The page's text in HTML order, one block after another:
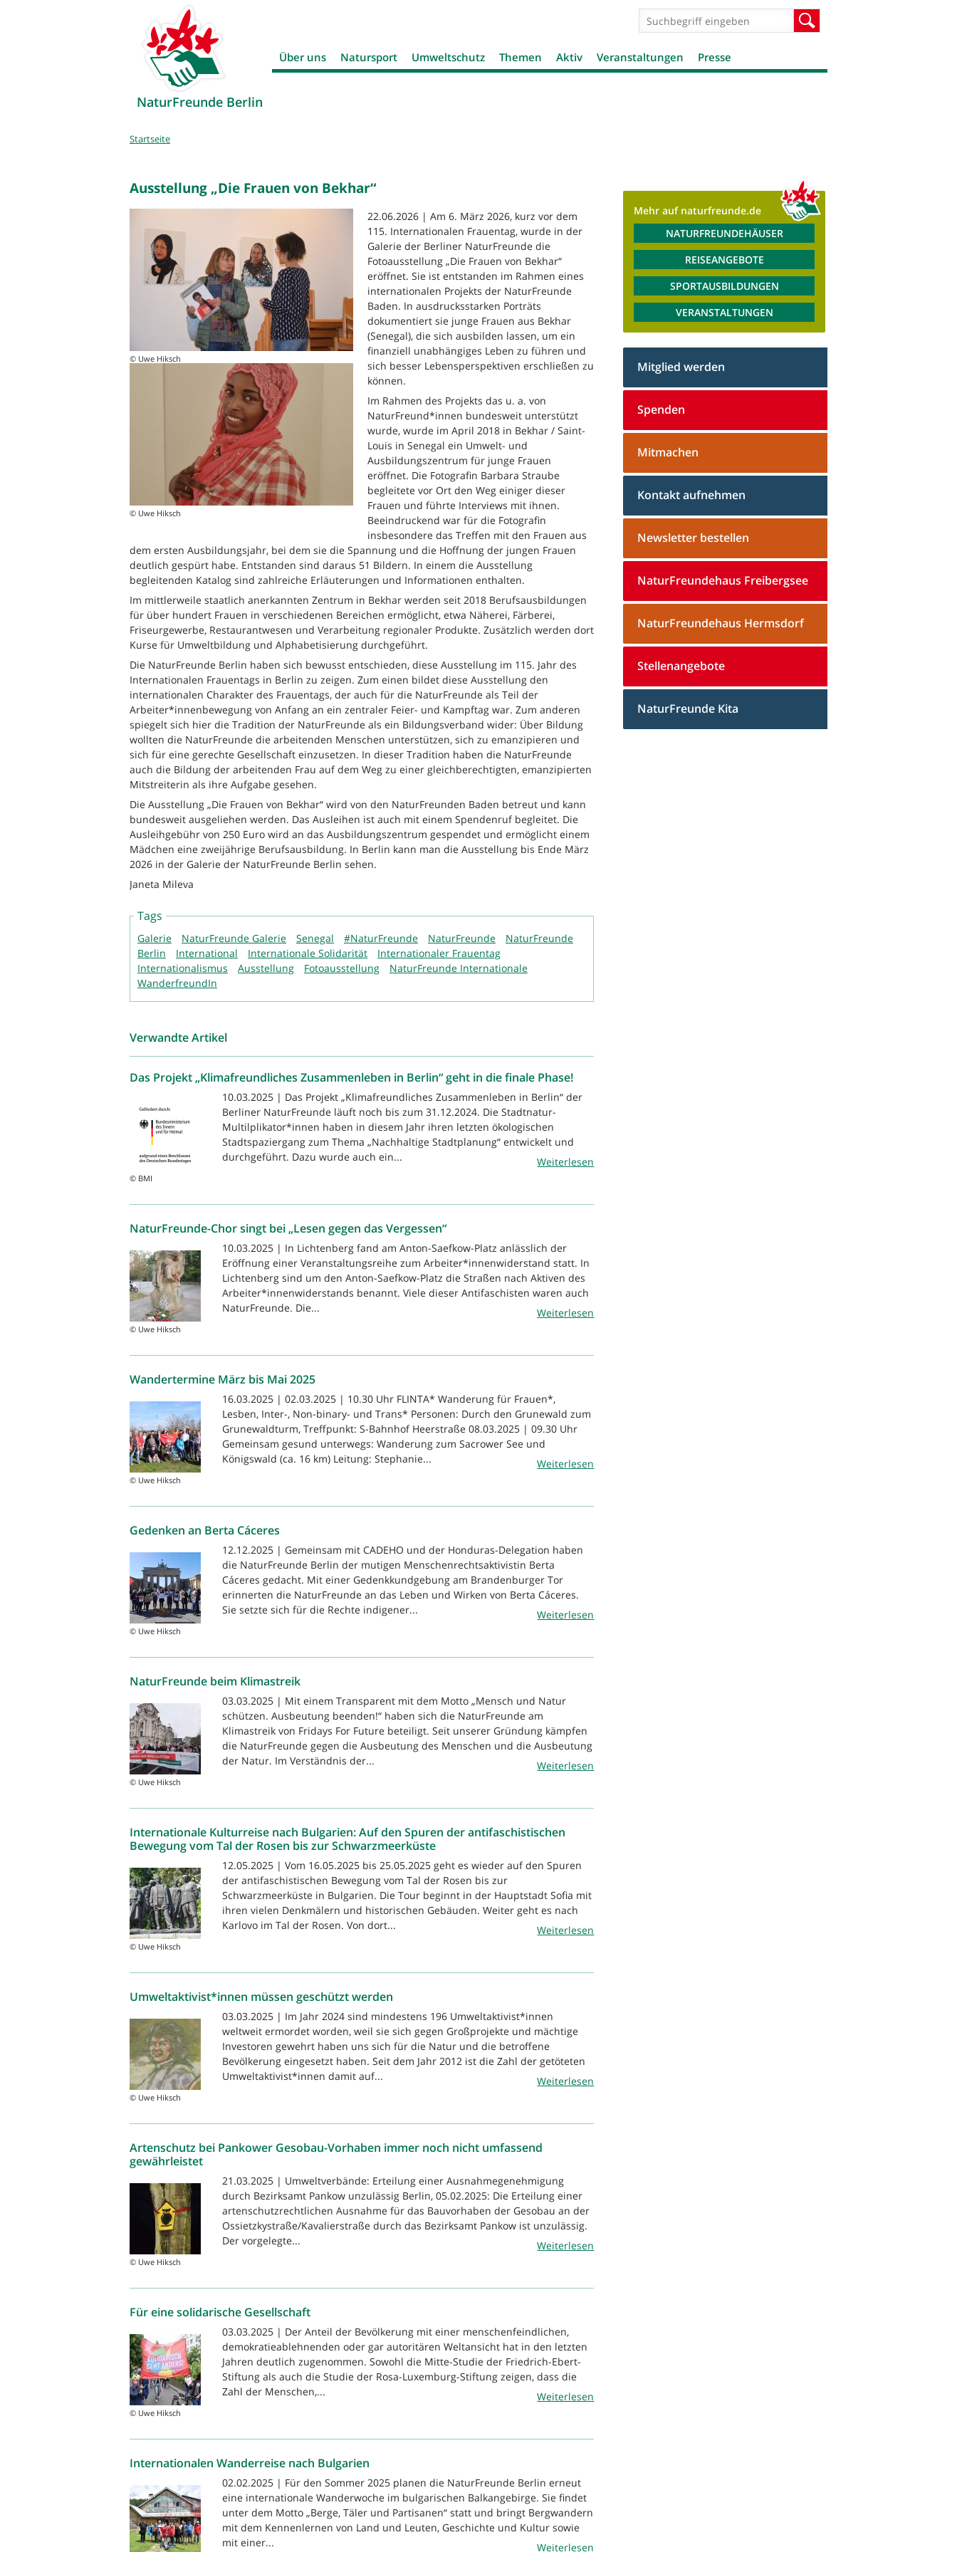
NaturFreunde Berlin
Suchformular
Über uns Natursport Umweltschutz Themen Aktiv Veranstaltungen Presse
Sie
Startseite
Ausstellung „Die Frauen von Bekhar“
© Uwe Hiksch
© Uwe Hiksch
22.06.2026 | Am 6. März 2026, kurz vor dem
115. Internationalen Frauentag, wurde in der
Galerie der Berliner NaturFreunde die
Fotoausstellung „Die Frauen von Bekhar“
eröffnet. Sie ist entstanden im Rahmen eines
internationalen Projekts der NaturFreunde
Baden. In ausdrucksstarken Porträts
dokumentiert sie junge Frauen aus Bekhar
(Senegal), die sich ausbilden lassen, um ein
finanziell unabhängiges Leben zu führen und
sich besser Lebensperspektiven erschließen zu
können.
Im Rahmen des Projekts das u. a. von
NaturFreund*innen bundesweit unterstützt
wurde, wurde im April 2018 in Bekhar / Saint-
Louis in Senegal ein Umwelt- und
Ausbildungszentrum für junge Frauen
eröffnet. Die Fotografin Barbara Straube
begleitete vor Ort den Weg einiger dieser
Frauen und führte Interviews mit ihnen.
Beeindruckend war für die Fotografin
insbesondere das Treffen mit den Frauen aus
dem ersten Ausbildungsjahr, bei dem sie die Spannung und die Hoffnung der jungen Frauen
deutlich gespürt habe. Entstanden sind daraus 51 Bildern. In einem die Ausstellung
begleitenden Katalog sind zahlreiche Erläuterungen und Informationen enthalten.
Im mittlerweile staatlich anerkannten Zentrum in Bekhar werden seit 2018 Berufsausbildungen
für über hundert Frauen in verschiedenen Bereichen ermöglicht, etwa Näherei, Färberei,
Friseurgewerbe, Restaurantwesen und Verarbeitung regionaler Produkte. Zusätzlich werden dort
Kurse für Umweltbildung und Alphabetisierung durchgeführt.
Die NaturFreunde Berlin haben sich bewusst entschieden, diese Ausstellung im 115. Jahr des
Internationalen Frauentags in Berlin zu zeigen. Zum einen bildet diese Ausstellung den
internationalen Charakter des Frauentags, der auch für die NaturFreunde als Teil der
Arbeiter*innenbewegung von Anfang an ein zentraler Feier- und Kampftag war. Zum anderen
spiegelt sich hier die Tradition der NaturFreunde als ein Bildungsverband wider: Über Bildung
wollten die NaturFreunde die arbeitenden Menschen unterstützen, sich zu emanzipieren und
sich für eine gerechte Gesellschaft einzusetzen. In dieser Tradition haben die NaturFreunde
auch die Bildung der arbeitenden Frau auf dem Weg zu einer gleichberechtigten, emanzipierten
Mitstreiterin als ihre Aufgabe gesehen.
Die Ausstellung „Die Frauen von Bekhar“ wird von den NaturFreunden Baden betreut und kann
bundesweit ausgeliehen werden. Das Ausleihen ist auch mit einem Spendenruf begleitet. Die
Ausleihgebühr von 250 Euro wird an das Ausbildungszentrum gespendet und ermöglicht einem
Mädchen eine zweijährige Berufsausbildung. In Berlin kann man die Ausstellung bis Ende März
2026 in der Galerie der NaturFreunde Berlin sehen.
Janeta Mileva
Tags
Galerie NaturFreunde Galerie Senegal #NaturFreunde NaturFreunde
NaturFreunde
Berlin
International Internationale Solidarität
Internationaler Frauentag
Internationalismus
Ausstellung Fotoausstellung
NaturFreunde Internationale
WanderfreundIn
Verwandte Artikel
Das Projekt „Klimafreundliches Zusammenleben in Berlin“ geht in die finale Phase!
© BMI
10.03.2025 | Das Projekt „Klimafreundliches Zusammenleben in Berlin“ der
Berliner NaturFreunde läuft noch bis zum 31.12.2024. Die Stadtnatur-
Multilplikator*innen haben in diesem Jahr ihren letzten ökologischen
Stadtspaziergang zum Thema „Nachhaltige Stadtplanung“ entwickelt und
durchgeführt. Dazu wurde auch ein...
Weiterlesen
NaturFreunde-Chor singt bei „Lesen gegen das Vergessen“
© Uwe Hiksch
10.03.2025 | In Lichtenberg fand am Anton-Saefkow-Platz anlässlich der
Eröffnung einer Veranstaltungsreihe zum Arbeiter*innenwiderstand statt. In
Lichtenberg sind um den Anton-Saefkow-Platz die Straßen nach Aktiven des
Arbeiter*innenwiderstands benannt. Viele dieser Antifaschisten waren auch
NaturFreunde. Die...
Weiterlesen
Wandertermine März bis Mai 2025
© Uwe Hiksch
16.03.2025 | 02.03.2025 | 10.30 Uhr FLINTA* Wanderung für Frauen*,
Lesben, Inter-, Non-binary- und Trans* Personen: Durch den Grunewald zum
Grunewaldturm, Treffpunkt: S-Bahnhof Heerstraße 08.03.2025 | 09.30 Uhr
Gemeinsam gesund unterwegs: Wanderung zum Sacrower See und
Königswald (ca. 16 km) Leitung: Stephanie...
Weiterlesen
Gedenken an Berta Cáceres
© Uwe Hiksch
12.12.2025 | Gemeinsam mit CADEHO und der Honduras-Delegation haben
die NaturFreunde Berlin der mutigen Menschenrechtsaktivistin Berta
Cáceres gedacht. Mit einer Gedenkkundgebung am Brandenburger Tor
erinnerten die NaturFreunde an das Leben und Wirken von Berta Cáceres.
Sie setzte sich für die Rechte indigener...
Weiterlesen
NaturFreunde beim Klimastreik
© Uwe Hiksch
03.03.2025 | Mit einem Transparent mit dem Motto „Mensch und Natur
schützen. Ausbeutung beenden!“ haben sich die NaturFreunde am
Klimastreik von Fridays For Future beteiligt. Seit unserer Gründung kämpfen
die NaturFreunde gegen die Ausbeutung des Menschen und die Ausbeutung
der Natur. Im Verständnis der...
Weiterlesen
Internationale Kulturreise nach Bulgarien: Auf den Spuren der antifaschistischen
Bewegung vom Tal der Rosen bis zur Schwarzmeerküste
© Uwe Hiksch
12.05.2025 | Vom 16.05.2025 bis 25.05.2025 geht es wieder auf den Spuren
der antifaschistischen Bewegung vom Tal der Rosen bis zur
Schwarzmeerküste in Bulgarien. Die Tour beginnt in der Hauptstadt Sofia mit
ihren vielen Denkmälern und historischen Gebäuden. Weiter geht es nach
Karlovo im Tal der Rosen. Von dort...
Weiterlesen
Umweltaktivist*innen müssen geschützt werden
© Uwe Hiksch
03.03.2025 | Im Jahr 2024 sind mindestens 196 Umweltaktivist*innen
weltweit ermordet worden, weil sie sich gegen Großprojekte und mächtige
Investoren gewehrt haben uns sich für die Natur und die betroffene
Bevölkerung eingesetzt haben. Seit dem Jahr 2012 ist die Zahl der getöteten
Umweltaktivist*innen damit auf...
Weiterlesen
Artenschutz bei Pankower Gesobau-Vorhaben immer noch nicht umfassend
gewährleistet
© Uwe Hiksch
21.03.2025 | Umweltverbände: Erteilung einer Ausnahmegenehmigung
durch Bezirksamt Pankow unzulässig Berlin, 05.02.2025: Die Erteilung einer
artenschutzrechtlichen Ausnahme für das Bauvorhaben der Gesobau an der
Ossietzkystraße/Kavalierstraße durch das Bezirksamt Pankow ist unzulässig.
Der vorgelegte...
Weiterlesen
Für eine solidarische Gesellschaft
© Uwe Hiksch
03.03.2025 | Der Anteil der Bevölkerung mit einer menschenfeindlichen,
demokratieablehnenden oder gar autoritären Weltansicht hat in den letzten
Jahren deutlich zugenommen. Sowohl die Mitte-Studie der Friedrich-Ebert-
Stiftung als auch die Studie der Rosa-Luxemburg-Stiftung zeigen, dass die
Zahl der Menschen,...
Weiterlesen
Internationalen Wanderreise nach Bulgarien
02.02.2025 | Für den Sommer 2025 planen die NaturFreunde Berlin erneut
eine internationale Wanderwoche im bulgarischen Balkangebirge. Sie findet
unter dem Motto „Berge, Täler und Partisanen“ statt und bringt Bergwandern
mit dem Kennenlernen von Land und Leuten, Geschichte und Kultur sowie
mit einer...
Weiterlesen
Mehr auf naturfreunde.de
NATURFREUNDEHÄUSER
REISEANGEBOTE
SPORTAUSBILDUNGEN
VERANSTALTUNGEN
Mitglied werden
Spenden
Mitmachen
Kontakt aufnehmen
Newsletter bestellen
NaturFreundehaus Freibergsee
NaturFreundehaus Hermsdorf
Stellenangebote
NaturFreunde Kita